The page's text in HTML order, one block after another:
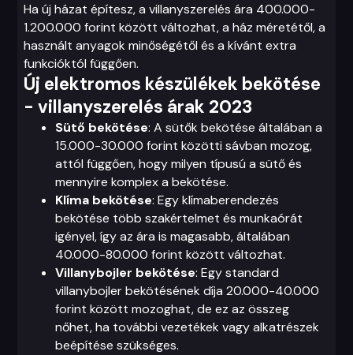
Ha új házat építesz, a villanyszerelés ára 400.000-
1.200.000 forint között változhat, a ház méretétől, a
használt anyagok minőségétől és a kívánt extra
funkcióktól függően.
Új elektromos készülékek bekötése
- villanyszerelés árak 2023
Sütő bekötése: A sütők bekötése általában a
15.000-30.000 forint közötti sávban mozog,
attól függően, hogy milyen típusú a sütő és
mennyire komplex a bekötése.
Klíma bekötése: Egy klímaberendezés
bekötése több szakértelmet és munkaórát
igényel, így az ára is magasabb, általában
40.000-80.000 forint között változhat.
Villanybojler bekötése: Egy standard
villanybojler bekötésének díja 20.000-40.000
forint között mozoghat, de ez az összeg
nőhet, ha további vezetékek vagy alkatrészek
beépítése szükséges.